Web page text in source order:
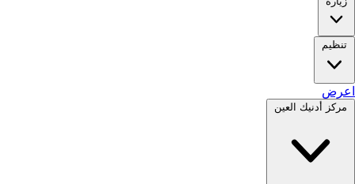
تنظيم
اعرض
مركز أدنيك العين